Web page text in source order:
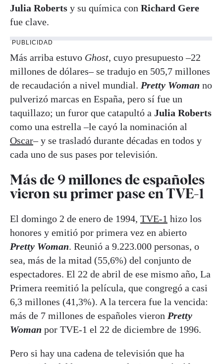
Julia Roberts y su química con Richard Gere
fue clave.
PUBLICIDAD
Más arriba estuvo Ghost, cuyo presupuesto –22
millones de dólares– se tradujo en 505,7 millones
de recaudación a nivel mundial. Pretty Woman no
pulverizó marcas en España, pero sí fue un
taquillazo; un furor que catapultó a Julia Roberts
como una estrella –le cayó la nominación al
Oscar– y se trasladó durante décadas en todos y
cada uno de sus pases por televisión.
Más de 9 millones de españoles
vieron su primer pase en TVE-1
El domingo 2 de enero de 1994, TVE-1 hizo los
honores y emitió por primera vez en abierto
Pretty Woman. Reunió a 9.223.000 personas, o
sea, más de la mitad (55,6%) del conjunto de
espectadores. El 22 de abril de ese mismo año, La
Primera reemitió la película, que congregó a casi
6,3 millones (41,3%). A la tercera fue la vencida:
más de 7 millones de españoles vieron Pretty
Woman por TVE-1 el 22 de diciembre de 1996.
Pero si hay una cadena de televisión que ha